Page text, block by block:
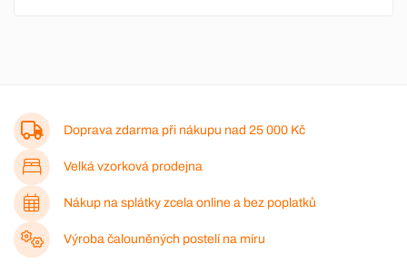
Doprava zdarma při nákupu nad 25 000 Kč
Velká vzorková prodejna
Nákup na splátky zcela online a bez poplatků
Výroba čalouněných postelí na míru